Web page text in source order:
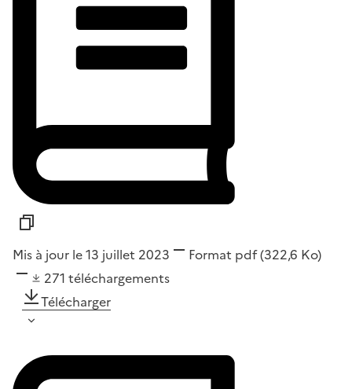
Mis à jour le 13 juillet 2023 Format pdf(322,6 Ko)
271 téléchargements
Télécharger